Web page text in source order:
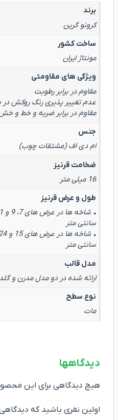
برند
کرونو گرین
ساخت کشور
مونتاژ ایران
ویژگی های مقاومتی
مقاوم در برابر رطوبت
عدم تغییر پذیری رنگ روکش در
مقاوم در برابر ضربه و خط و
جنس
ام دی اف (مشتقات چوب)
ضخامت قرنیز
16 میلی متر
طول و عرض قرنیز
سانتی متر
سانتی متر
مدل قالب
ارائه شده در دو مدل مدرن و گلد
نوع سطح
مات
دیدگاهها
هیچ دیدگاهی برای این
اولین نفری باشید که